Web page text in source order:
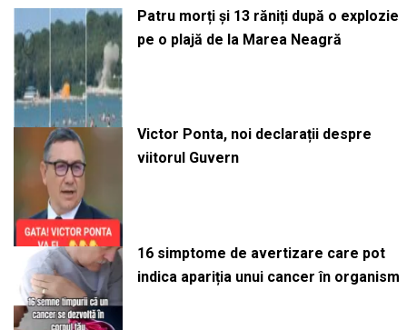
Patru morți și 13 răniți după o explozie
pe o plajă de la Marea Neagră
Victor Ponta, noi declarații despre
viitorul Guvern
16 simptome de avertizare care pot
indica apariția unui cancer în organism